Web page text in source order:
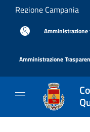
Salta al contenuto
Regione Campania
Amministrazione